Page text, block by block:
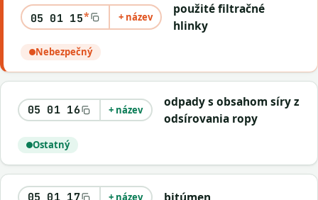
05 01 15* + název
použité filtračné
hlinky
Nebezpečný
05 01 16 + název
odpady s obsahom síry z
odsírovania ropy
Ostatný
05 01 17 + název